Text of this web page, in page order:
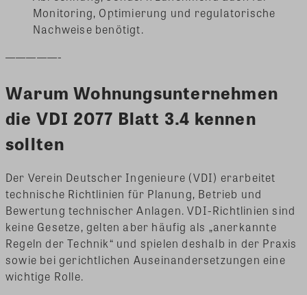
Monitoring, Optimierung und regulatorische
Nachweise benötigt.
—————-
Warum Wohnungsunternehmen
die VDI 2077 Blatt 3.4 kennen
sollten
Der Verein Deutscher Ingenieure (VDI) erarbeitet
technische Richtlinien für Planung, Betrieb und
Bewertung technischer Anlagen. VDI-Richtlinien sind
keine Gesetze, gelten aber häufig als „anerkannte
Regeln der Technik“ und spielen deshalb in der Praxis
sowie bei gerichtlichen Auseinandersetzungen eine
wichtige Rolle.